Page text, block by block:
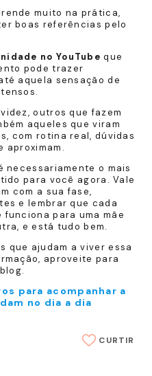
muito na prática,
boas referências pelo
no YouTube que
pode trazer
aquela sensação de
outros que fazem
aqueles que viram
com rotina real, dúvidas
aproximam.
necessariamente o mais
para você agora. Vale
com a sua fase,
e lembrar que cada
para uma mãe
e está tudo bem.
que ajudam a viver essa
aproveite para
para acompanhar a
no dia a dia
CURTIR